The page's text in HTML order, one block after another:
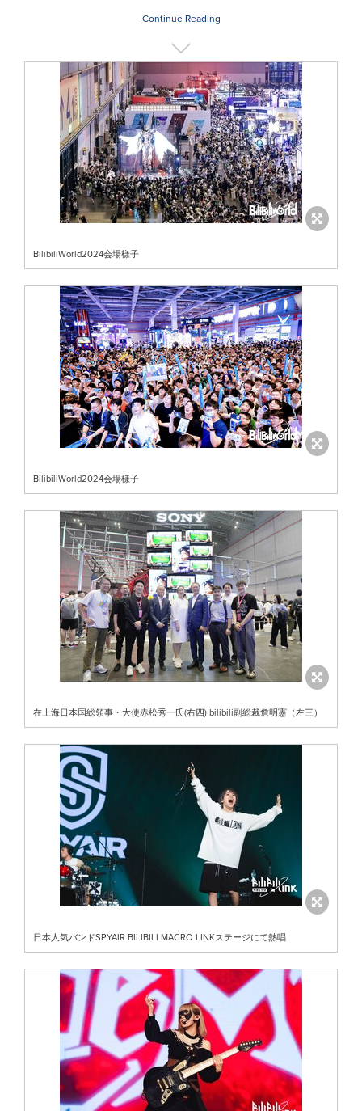
Continue Reading
BilibiliWorld2024会場様子
BilibiliWorld2024会場様子
在上海日本国総領事・大使赤松秀一氏(右四) bilibili副総裁詹明憲（左三）
日本人気バンドSPYAIR BILIBILI MACRO LINKステージにて熱唱